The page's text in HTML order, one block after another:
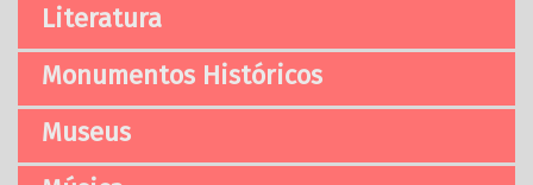
Literatura
Monumentos Históricos
Museus